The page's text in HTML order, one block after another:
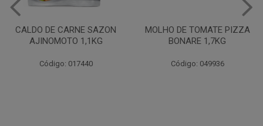
MOLHO DE TOMATE PIZZA
BONARE 1,7KG
Código: 049936
MARGARINA USO
PROFISSIONAL 80% CUKIN
Código: 062469